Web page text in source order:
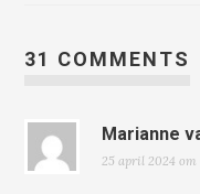
31 COMMENTS
Marianne
25 april 2024 om